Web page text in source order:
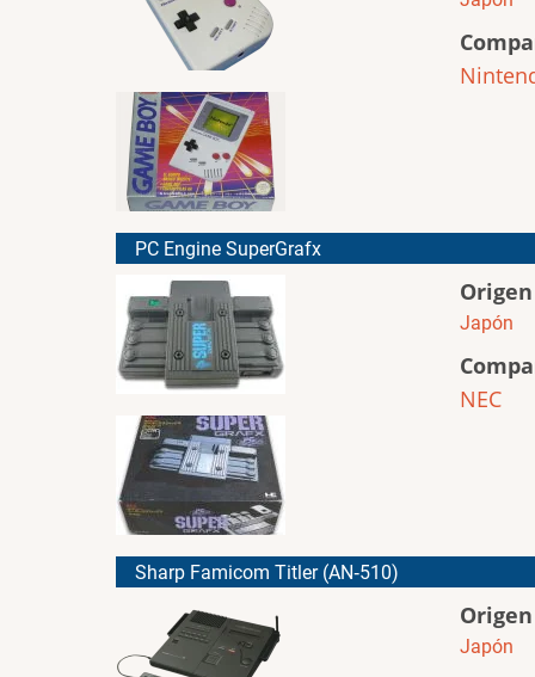
PC Engine SuperGrafx
Origen
Japón
NEC
Sharp Famicom Titler (AN‑510)
Origen
Japón